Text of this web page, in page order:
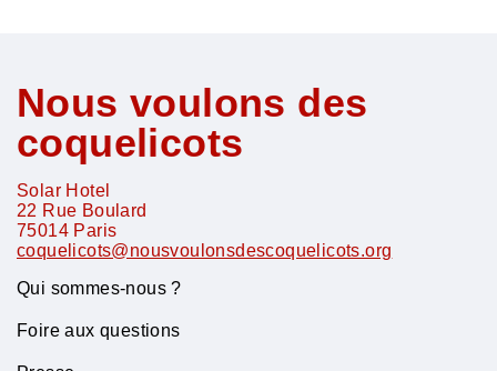
Nous voulons des
coquelicots
Solar Hotel
22 Rue Boulard
75014 Paris
coquelicots@nousvoulonsdescoquelicots.org
Qui sommes-nous ?
Foire aux questions